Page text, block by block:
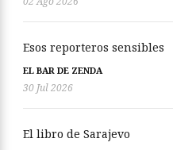
Esos reporteros sensibles
EL BAR DE ZENDA
30 Jul 2026
El libro de Sarajevo